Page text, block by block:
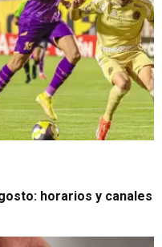
horarios y canales